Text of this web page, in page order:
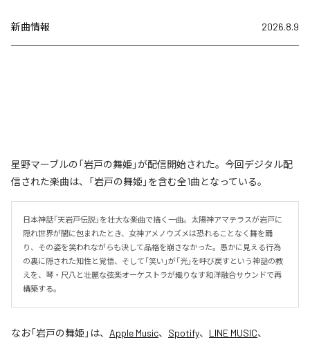
新曲情報 2026.8.9
星野マーブルの「岩戸の舞姫」が配信開始された。今回デジタル配
信された楽曲は、「岩戸の舞姫」を含む全1曲となっている。
日本神話「天岩戸伝説」を壮大な楽曲で描く一曲。太陽神アマテラスが岩戸に
隠れ世界が闇に包まれたとき、女神アメノウズメは恐れることなく舞を踊
り、その姿を笑われながらも決して品格を崩さなかった。愚かに見える行為
の裏に隠された知性と覚悟、そして「笑い」が「光」を呼び戻すという神話の教
えを、琴・尺八と壮麗な弦楽オーケストラが織りなす和洋融合サウンドで再
構築する。
なお「岩戸の舞姫 」は、 Apple Music、 Spotify、 LINE MUSIC、